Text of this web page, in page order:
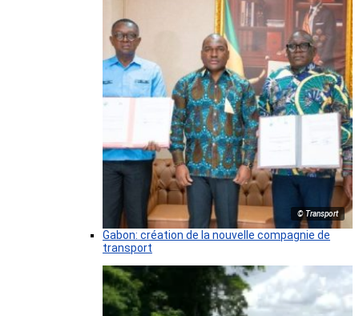
© Transport
Gabon: création de la nouvelle compagnie de
transport